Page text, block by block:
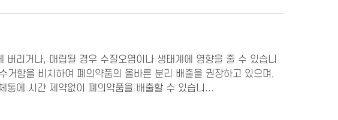
리거나, 매립될 경우 수질오염이나 생태계에 영향을 줄 수 있습니
함을 비치하여 폐의약품의 올바른 분리 배출을 권장하고 있으며,
에 시간 제약없이 폐의약품을 배출할 수 있습니...